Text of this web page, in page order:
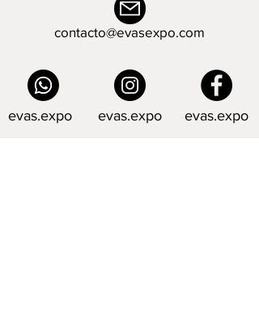
contacto@evasexpo.com
evas.expo evas.expo evas.expo